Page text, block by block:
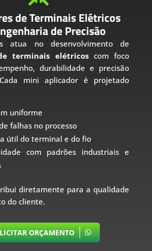
de Terminais Elétricos
de Precisão
atua no desenvolvimento de
terminais elétricoscom foco
durabilidade e precisão
mini aplicador é projetado
uniforme
falhas no processo
útil do terminal e do fio
com padrões industriais e
diretamente para a qualidade
do cliente.
ORÇAMENTO